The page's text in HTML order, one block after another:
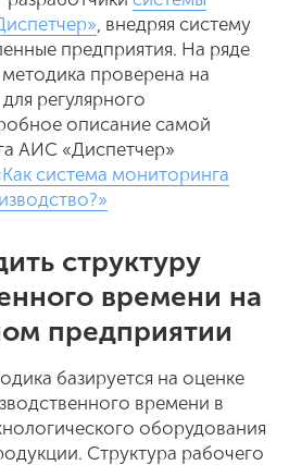
, внедряя систему
предприятия. На ряде
проверена на
регулярного
описание самой
АИС «Диспетчер»
система мониторинга
структуру
времени на
предприятии
базируется на оценке
времени в
оборудования
Структура рабочего